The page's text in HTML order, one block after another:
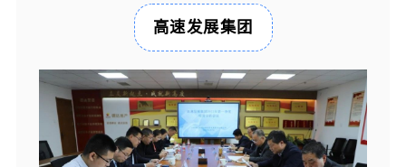
高速发展集团